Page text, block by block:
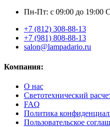
Пн-Пт: с 09:00 до
+7 (812) 308-88-13
+7 (981) 808-88-13
salon@lampadario.ru
Компания:
О нас
Светотехнический
FAQ
Политика
Пользовательское